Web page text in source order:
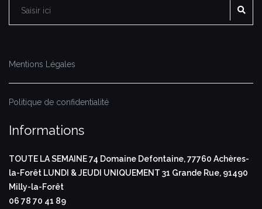
Rechercher :
Mentions Légales
Politique de confidentialité
Informations
TOUTE LA SEMAINE74 Domaine Defontaine,77760 Achères-
la-Forêt LUNDI & JEUDI UNIQUEMENT 31 Grande Rue, 91490
Milly-la-Forêt
06 78 70 41 89